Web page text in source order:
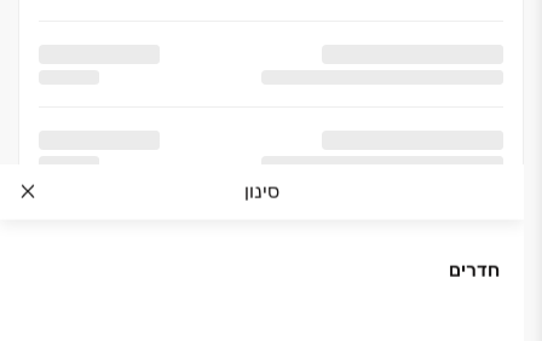
סינון
חדרים